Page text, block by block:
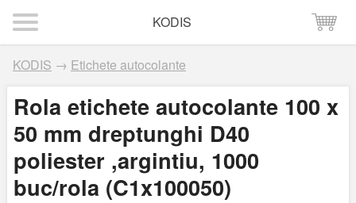
KODIS
KODIS → Etichete autocolante
Rola etichete autocolante 100 x
50 mm dreptunghi D40
poliester ,argintiu, 1000
buc/rola (C1x100050)